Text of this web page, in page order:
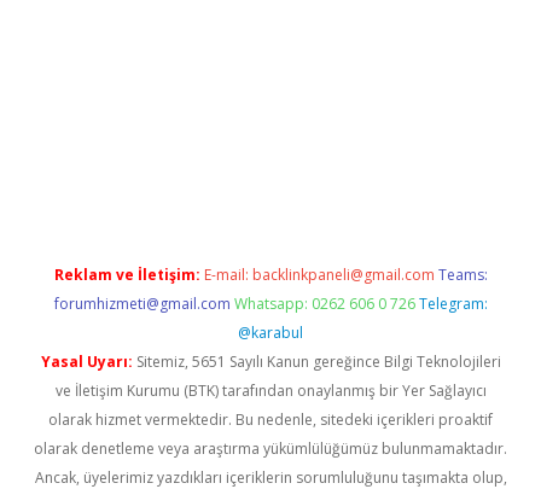
Reklam ve İletişim: E-mail: backlinkpaneli@gmail.com Teams:
forumhizmeti@gmail.com Whatsapp: 0262 606 0 726 Telegram:
@karabul
Yasal Uyarı: Sitemiz, 5651 Sayılı Kanun gereğince Bilgi Teknolojileri
ve İletişim Kurumu (BTK) tarafından onaylanmış bir Yer Sağlayıcı
olarak hizmet vermektedir. Bu nedenle, sitedeki içerikleri proaktif
olarak denetleme veya araştırma yükümlülüğümüz bulunmamaktadır.
Ancak, üyelerimiz yazdıkları içeriklerin sorumluluğunu taşımakta olup,